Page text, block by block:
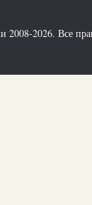
2008-2026. Все